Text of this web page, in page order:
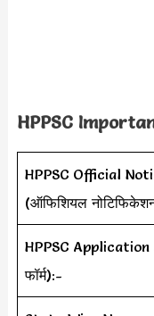
HPPSC
HPPSC Official
(ऑफिशियल
HPPSC
फॉर्म):-